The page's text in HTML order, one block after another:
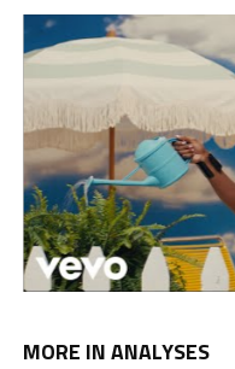
MORE IN ANALYSES